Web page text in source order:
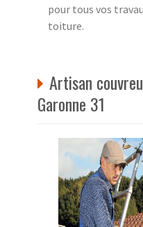
pour tous vos
toiture.
Artisan
Garonne 31